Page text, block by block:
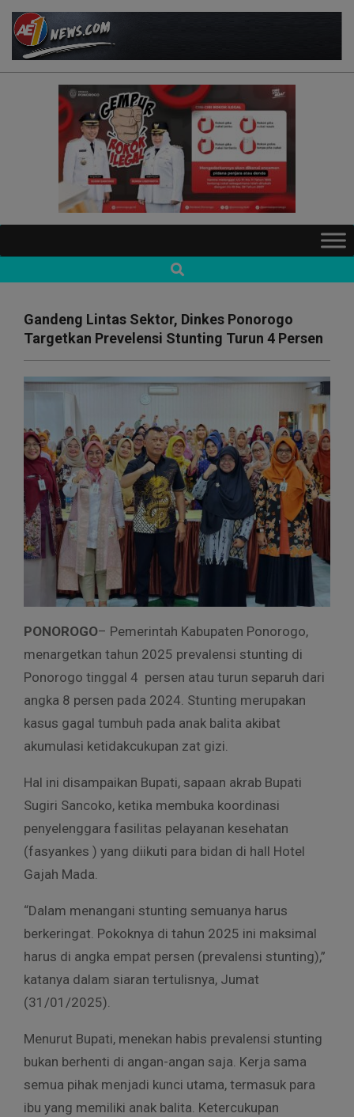
Skip
content
AE1NEWS
Navigation
Search
Gandeng Lintas Sektor, Dinkes Ponorogo
Targetkan Prevelensi Stunting Turun 4 Persen
PONOROGO– Pemerintah Kabupaten Ponorogo,
menargetkan tahun 2025 prevalensi stunting di
Ponorogo tinggal 4 persen atau turun separuh dari
angka 8 persen pada 2024. Stunting merupakan
kasus gagal tumbuh pada anak balita akibat
akumulasi ketidakcukupan zat gizi.
Hal ini disampaikan Bupati, sapaan akrab Bupati
Sugiri Sancoko, ketika membuka koordinasi
penyelenggara fasilitas pelayanan kesehatan
(fasyankes ) yang diikuti para bidan di hall Hotel
Gajah Mada.
“Dalam menangani stunting semuanya harus
berkeringat. Pokoknya di tahun 2025 ini maksimal
harus di angka empat persen (prevalensi stunting),”
katanya dalam siaran tertulisnya, Jumat
(31/01/2025).
Menurut Bupati, menekan habis prevalensi stunting
bukan berhenti di angan-angan saja. Kerja sama
semua pihak menjadi kunci utama, termasuk para
ibu yang memiliki anak balita. Ketercukupan